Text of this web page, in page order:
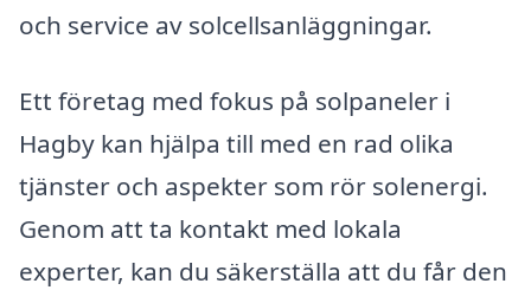
och service av solcellsanläggningar.
Ett företag med fokus på solpaneler i
Hagby kan hjälpa till med en rad olika
tjänster och aspekter som rör solenergi.
Genom att ta kontakt med lokala
experter, kan du säkerställa att du får den